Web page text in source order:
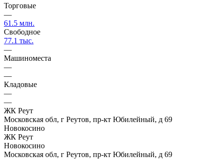
Торговые
—
61.5 млн.
Свободное
77.1 тыс.
—
Машиноместа
—
—
Кладовые
—
—
ЖК Реут
Московская обл, г Реутов, пр-кт Юбилейный, д 69
Новокосино
ЖК Реут
Новокосино
Московская обл, г Реутов, пр-кт Юбилейный, д 69